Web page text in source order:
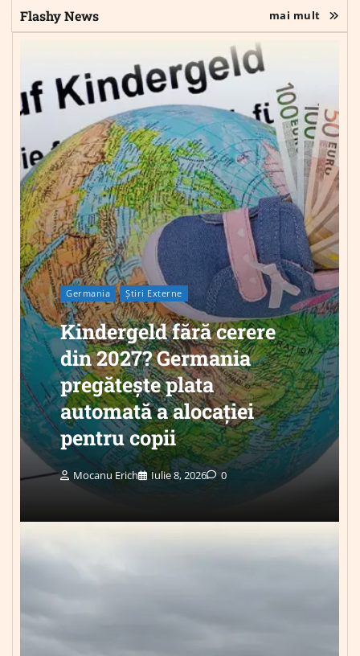
Flashy News mai mult
Germania Știri Externe
Kindergeld fără cerere
din 2027? Germania
pregătește plata
automată a alocației
pentru copii
Mocanu Erich Iulie 8, 2026 0